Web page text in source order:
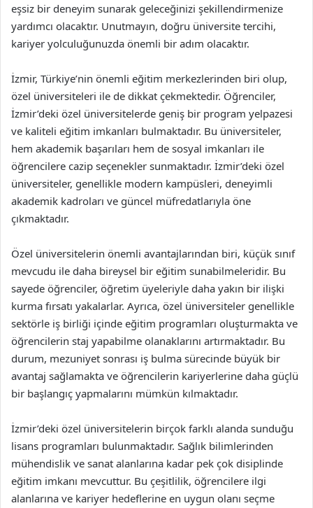
eşsiz bir deneyim sunarak geleceğinizi şekillendirmenize
yardımcı olacaktır. Unutmayın, doğru üniversite tercihi,
kariyer yolculuğunuzda önemli bir adım olacaktır.
İzmir, Türkiye’nin önemli eğitim merkezlerinden biri olup,
özel üniversiteleri ile de dikkat çekmektedir. Öğrenciler,
İzmir’deki özel üniversitelerde geniş bir program yelpazesi
ve kaliteli eğitim imkanları bulmaktadır. Bu üniversiteler,
hem akademik başarıları hem de sosyal imkanları ile
öğrencilere cazip seçenekler sunmaktadır. İzmir’deki özel
üniversiteler, genellikle modern kampüsleri, deneyimli
akademik kadroları ve güncel müfredatlarıyla öne
çıkmaktadır.
Özel üniversitelerin önemli avantajlarından biri, küçük sınıf
mevcudu ile daha bireysel bir eğitim sunabilmeleridir. Bu
sayede öğrenciler, öğretim üyeleriyle daha yakın bir ilişki
kurma fırsatı yakalarlar. Ayrıca, özel üniversiteler genellikle
sektörle iş birliği içinde eğitim programları oluşturmakta ve
öğrencilerin staj yapabilme olanaklarını artırmaktadır. Bu
durum, mezuniyet sonrası iş bulma sürecinde büyük bir
avantaj sağlamakta ve öğrencilerin kariyerlerine daha güçlü
bir başlangıç yapmalarını mümkün kılmaktadır.
İzmir’deki özel üniversitelerin birçok farklı alanda sunduğu
lisans programları bulunmaktadır. Sağlık bilimlerinden
mühendislik ve sanat alanlarına kadar pek çok disiplinde
eğitim imkanı mevcuttur. Bu çeşitlilik, öğrencilere ilgi
alanlarına ve kariyer hedeflerine en uygun olanı seçme